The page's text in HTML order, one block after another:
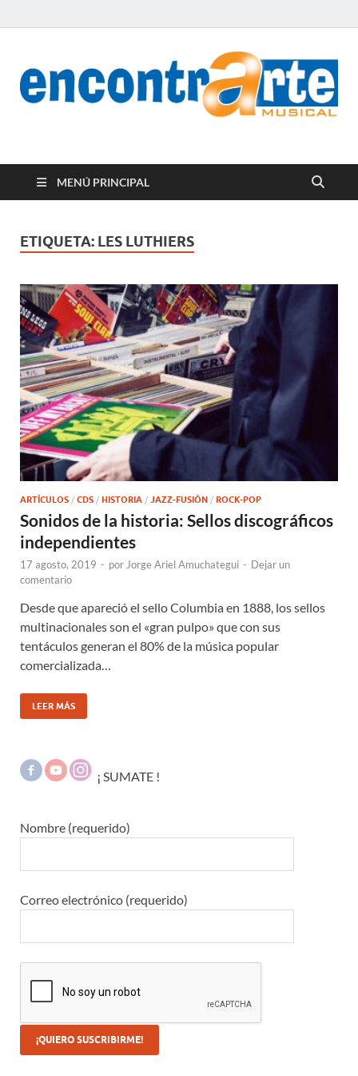
encontrArte Musical
MENÚ PRINCIPAL
ETIQUETA: LES LUTHIERS
ARTÍCULOS / CDS / HISTORIA / JAZZ-FUSIÓN / ROCK-POP
Sonidos de la historia: Sellos discográficos
independientes
17 agosto, 2019 - por Jorge Ariel Amuchategui - Dejar un
comentario
Desde que apareció el sello Columbia en 1888, los sellos
multinacionales son el «gran pulpo» que con sus
tentáculos generan el 80% de la música popular
comercializada…
LEER MÁS
¡ SUMATE !
Nombre (requerido)
Correo electrónico (requerido)